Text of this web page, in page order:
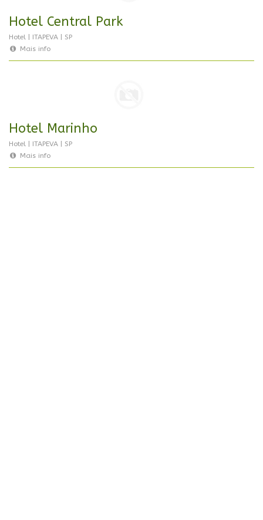
Hotel Central Park
Hotel | ITAPEVA | SP
Mais info
Hotel Marinho
Hotel | ITAPEVA | SP
Mais info